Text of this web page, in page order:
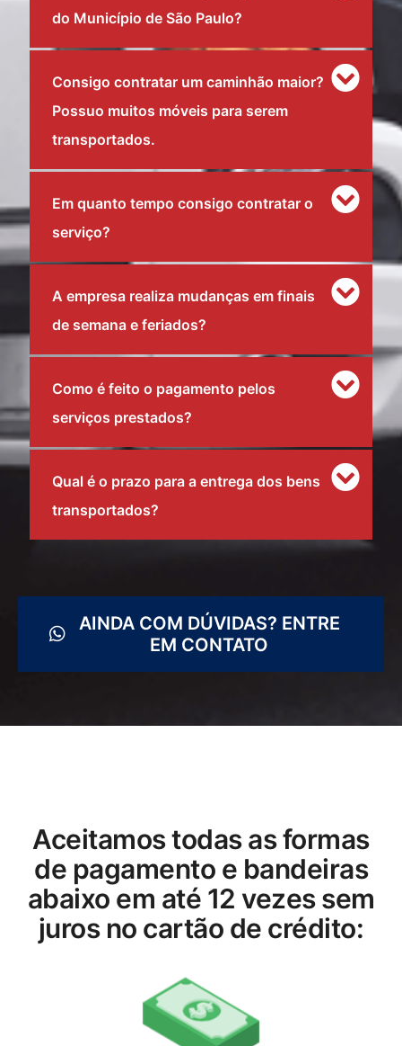
do Município de São Paulo?
Consigo contratar um caminhão maior?
Possuo muitos móveis para serem
transportados.
Em quanto tempo consigo contratar o
serviço?
A empresa realiza mudanças em finais
de semana e feriados?
Como é feito o pagamento pelos
serviços prestados?
Qual é o prazo para a entrega dos bens
transportados?
AINDA COM DÚVIDAS? ENTRE
EM CONTATO
Aceitamos todas as formas
de pagamento e bandeiras
abaixo em até 12 vezes sem
juros no cartão de crédito: